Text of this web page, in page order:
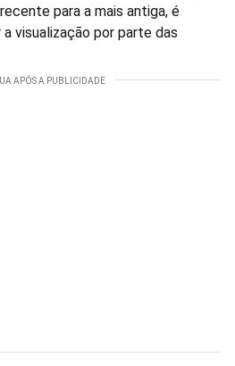
para a mais antiga, é
visualização por parte das